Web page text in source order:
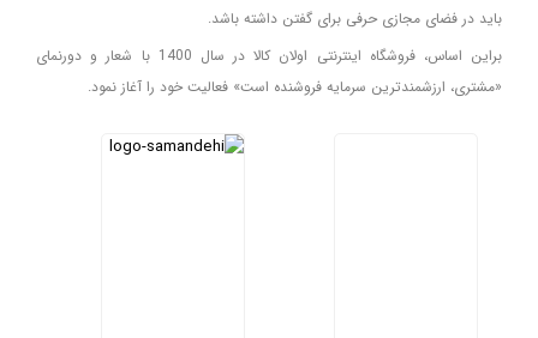
باید در فضای مجازی حرفی برای گفتن داشته باشد.
براین اساس، فروشگاه اینترنتی اولان کالا در سال 1400 با شعار و دورنمای
«مشتری، ارزشمندترین سرمایه فروشنده است» فعالیت خود را آغاز نمود.